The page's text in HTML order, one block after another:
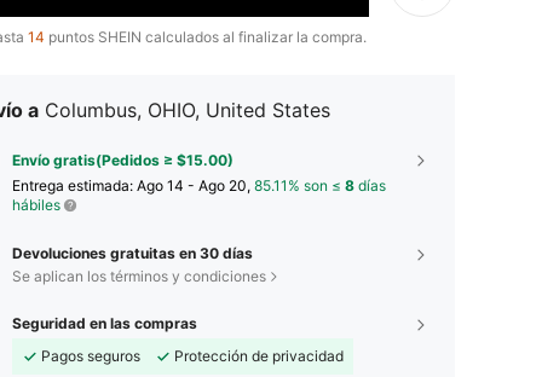
14 puntos SHEIN calculados al finalizar la compra.
a Columbus, OHIO, United States
Envío gratis(Pedidos ≥ $15.00)
Entrega estimada: Ago 14 - Ago 20, 85.11% son ≤ 8 días
hábiles
Devoluciones gratuitas en 30 días
Se aplican los términos y condiciones
Seguridad en las compras
Pagos seguros
Protección de privacidad